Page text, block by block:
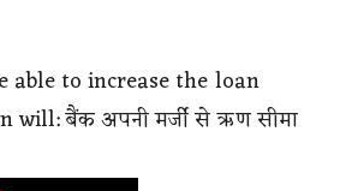
able to increase the loan
बैंक अपनी मर्जी से ऋण सीमा